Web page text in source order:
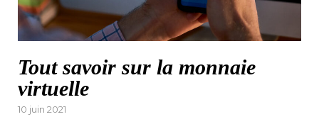
Tout savoir sur la monnaie
virtuelle
Posted
10 juin 2021